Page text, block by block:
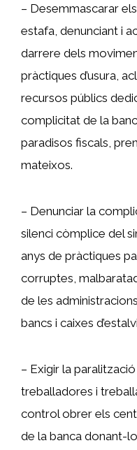
– Desemmascarar
estafa, denunciant i
darrere dels
pràctiques d’usura,
recursos públics
complicitat de la
paradisos fiscals,
mateixos.
– Denunciar la
silenci còmplice del
anys de pràctiques
corruptes,
de les
bancs i caixes
– Exigir la
treballadores i
control obrer els
de la banca donant-